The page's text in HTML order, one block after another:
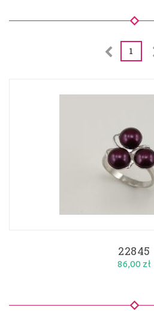
1
22845
86,00 zł